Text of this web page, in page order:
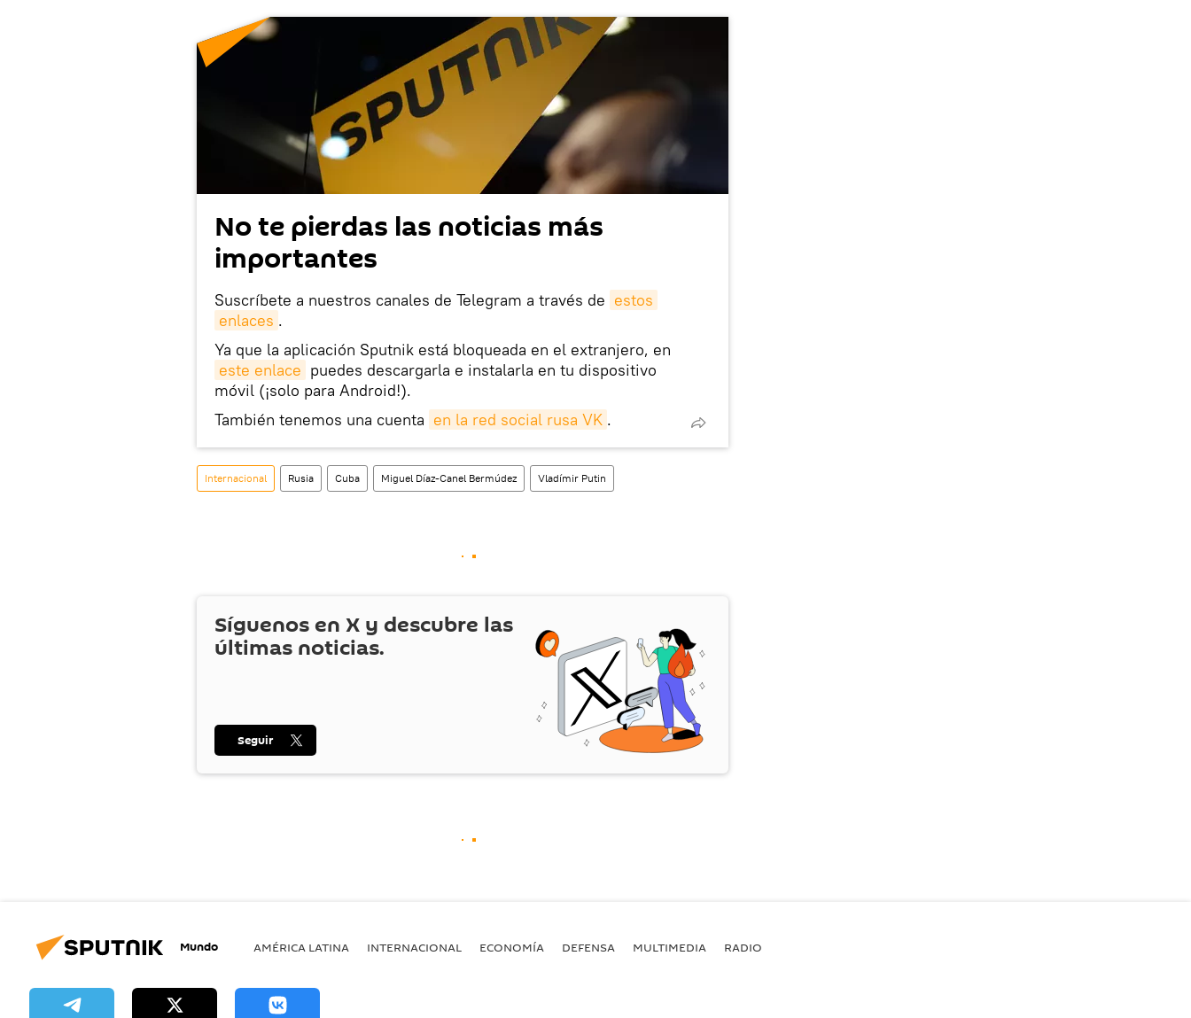
No te pierdas las noticias más
importantes
Suscríbete a nuestros canales de Telegram a través de estos
enlaces .
Ya que la aplicación Sputnik está bloqueada en el extranjero, en
este enlace puedes descargarla e instalarla en tu dispositivo
móvil (¡solo para Android!).
También tenemos una cuenta en la red social rusa VK .
Internacional Rusia Cuba Miguel Díaz-Canel Bermúdez Vladímir Putin
Síguenos en X y descubre las
últimas noticias.
Seguir
Mundo AMÉRICA LATINA INTERNACIONAL ECONOMÍA DEFENSA MULTIMEDIA RADIO